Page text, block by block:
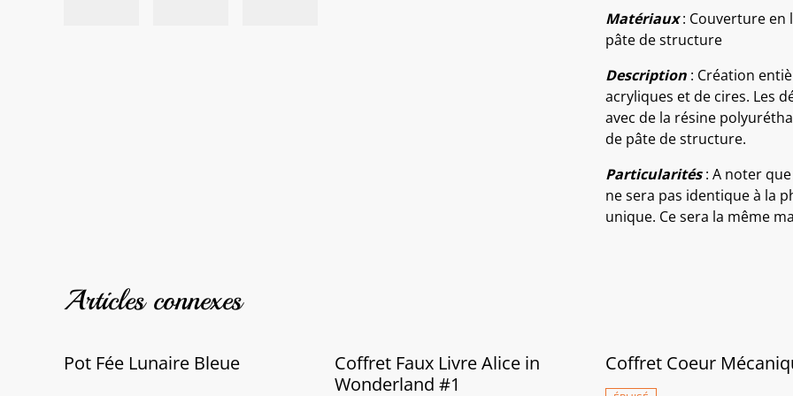
Matériaux: Couverture en
pâte de structure
Description : Création
acryliques et de cires. Les
avec de la résine
de pâte de structure.
Particularités: A noter
ne sera pas identique à la
unique. Ce sera la même
Articles connexes
Pot Fée Lunaire Bleue
Coffret Faux Livre Alice in
Wonderland #1
Coffret Coeur